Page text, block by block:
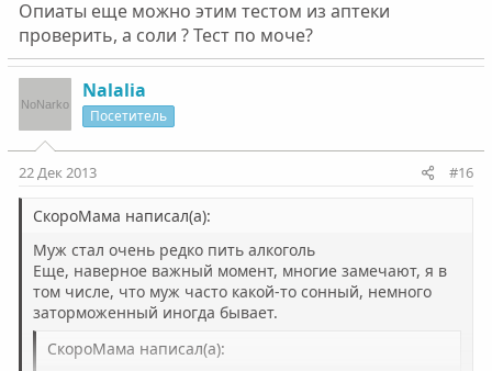
Опиаты еще можно этим тестом из аптеки
проверить, а соли ? Тест по моче?
Nalalia
Посетитель
22 Дек 2013 #16
СкороМама написал(а):
Муж стал очень редко пить алкоголь
Еще, наверное важный момент, многие замечают, я в
том числе, что муж часто какой-то сонный, немного
заторможенный иногда бывает.
СкороМама написал(а):